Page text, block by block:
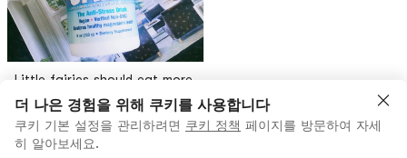
Little fairies should eat more
things with magnesium 💗
精灵猫 좋아요
더 나은 경험을 위해 쿠키를 사용합니다
쿠키 기본 설정을 관리하려면 쿠키 정책 페이지를 방문하여 자세
히 알아보세요.